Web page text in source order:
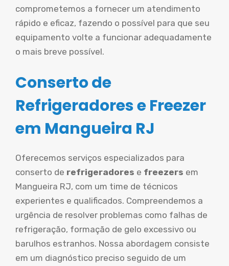
comprometemos a fornecer um atendimento
rápido e eficaz, fazendo o possível para que seu
equipamento volte a funcionar adequadamente
o mais breve possível.
Conserto de
Refrigeradores e Freezer
em Mangueira RJ
Oferecemos serviços especializados para
conserto de refrigeradores e freezers em
Mangueira RJ, com um time de técnicos
experientes e qualificados. Compreendemos a
urgência de resolver problemas como falhas de
refrigeração, formação de gelo excessivo ou
barulhos estranhos. Nossa abordagem consiste
em um diagnóstico preciso seguido de um